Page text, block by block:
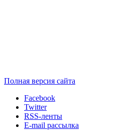
Полная версия сайта
Facebook
Twitter
RSS-ленты
E-mail рассылка